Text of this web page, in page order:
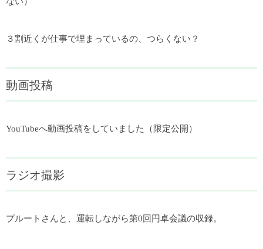
３割近くが仕事で埋まっているの、つらくない？
動画投稿
YouTubeへ動画投稿をしていました（限定公開）
ラジオ撮影
プルートさんと、運転しながら第0回円卓会議の収録。